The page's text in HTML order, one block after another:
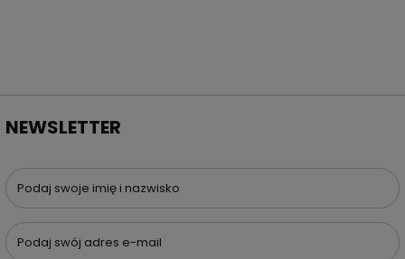
NEWSLETTER
Podaj swoje imię i nazwisko
Podaj swój adres e-mail